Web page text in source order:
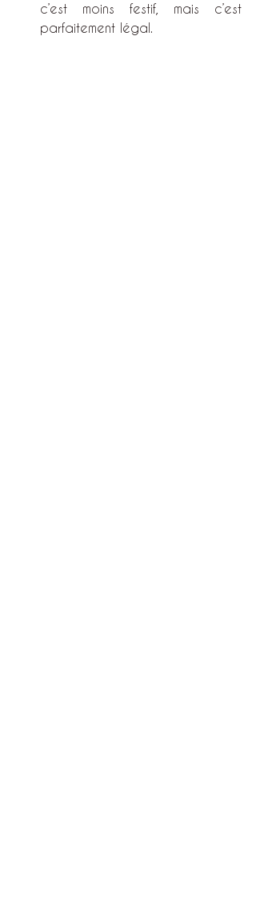
c’est moins festif, mais c’est
parfaitement légal.